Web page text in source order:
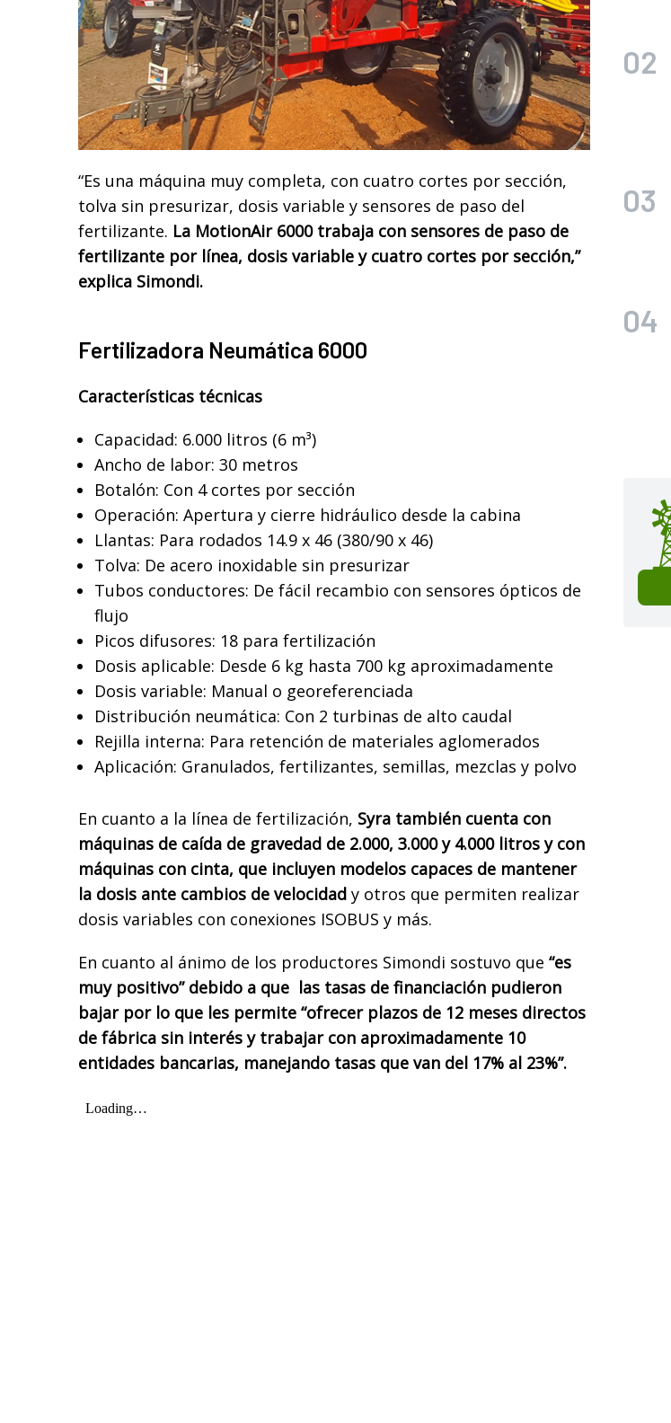
“Es una máquina muy completa, con cuatro cortes por sección,
tolva sin presurizar, dosis variable y sensores de paso del
fertilizante. La MotionAir 6000 trabaja con sensores de paso de
fertilizante por línea, dosis variable y cuatro cortes por sección,”
explica Simondi.
Fertilizadora Neumática 6000
Características técnicas
Capacidad: 6.000 litros (6 m³)
Ancho de labor: 30 metros
Botalón: Con 4 cortes por sección
Operación: Apertura y cierre hidráulico desde la cabina
Llantas: Para rodados 14.9 x 46 (380/90 x 46)
Tolva: De acero inoxidable sin presurizar
Tubos conductores: De fácil recambio con sensores ópticos de
flujo
Picos difusores: 18 para fertilización
Dosis aplicable: Desde 6 kg hasta 700 kg aproximadamente
Dosis variable: Manual o georeferenciada
Distribución neumática: Con 2 turbinas de alto caudal
Rejilla interna: Para retención de materiales aglomerados
Aplicación: Granulados, fertilizantes, semillas, mezclas y polvo
En cuanto a la línea de fertilización, Syra también cuenta con
máquinas de caída de gravedad de 2.000, 3.000 y 4.000 litros y con
máquinas con cinta, que incluyen modelos capaces de mantener
la dosis ante cambios de velocidad y otros que permiten realizar
dosis variables con conexiones ISOBUS y más.
En cuanto al ánimo de los productores Simondi sostuvo que “es
muy positivo” debido a que las tasas de financiación pudieron
bajar por lo que les permite “ofrecer plazos de 12 meses directos
de fábrica sin interés y trabajar con aproximadamente 10
entidades bancarias, manejando tasas que van del 17% al 23%”.